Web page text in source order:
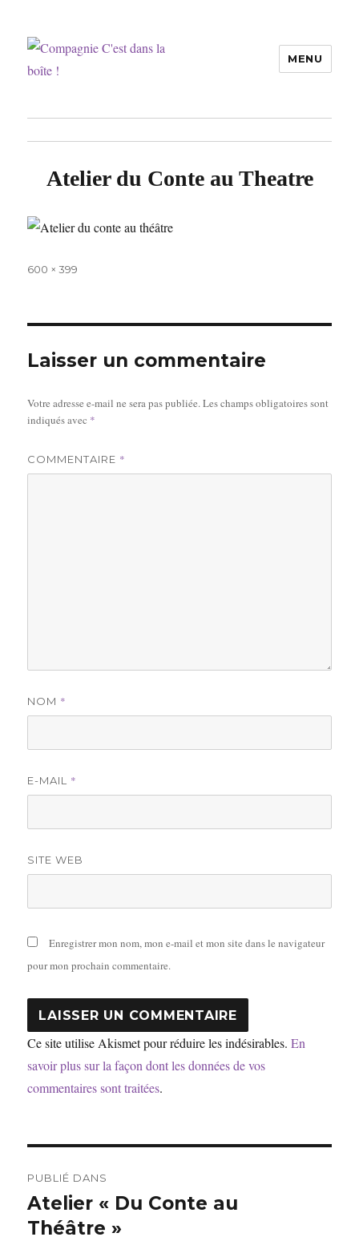
MENU
Atelier du Conte au Theatre
Taille
600 × 399
Laisser un commentaire
Votre adresse e-mail ne sera pas publiée.Les champs obligatoires sont
indiqués avec *
COMMENTAIRE *
NOM *
E-MAIL *
SITE WEB
Enregistrer mon nom, mon e-mail et mon site dans le navigateur
pour mon prochain commentaire.
Ce site utilise Akismet pour réduire les indésirables.En
savoir plus sur la façon dont les données de vos
commentaires sont traitées.
de
l’article
PUBLIÉ DANS
Atelier « Du Conte au
Théâtre »